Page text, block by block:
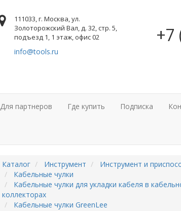
111033, г. Москва, ул.
Золоторожский Вал, д. 32, стр. 5,
подъезд 1, 1 этаж, офис 02
info@tools.ru
+7
Для партнеров Где купить Подписка
Каталог Инструмент
Инструмент и
Кабельные чулки
Кабельные чулки для укладки кабеля в
коллекторах
Кабельные чулки GreenLee